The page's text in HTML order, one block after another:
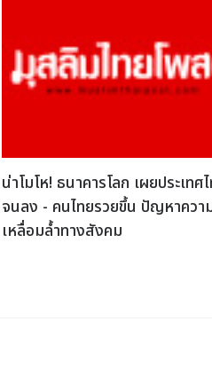
น่าโมโห! ธนาคารโลก เผยประเทศ
จนลง - คนไทยรวยขึ้น ปัญหาควา
เหลื่อมล้ำทางสังคม